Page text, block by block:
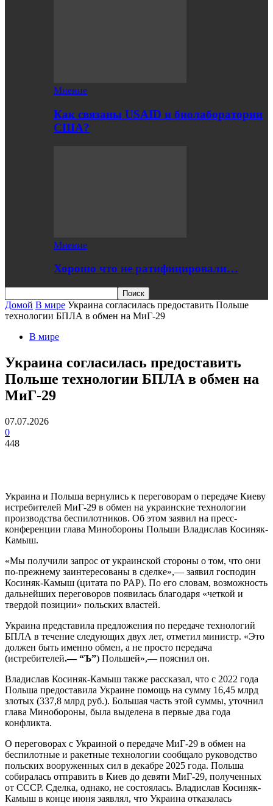
Мнение
Как связаны USAID и биолаборатории
США?
Мнение
Хорошо что не ратифицировали…
Домой В мире Украина согласилась предоставить Польше
технологии БПЛА в обмен на МиГ-29
В мире
Украина согласилась предоставить
Польше технологии БПЛА в обмен на
МиГ-29
07.07.2026
0
448
Украина и Польша вернулись к переговорам о передаче Киеву
истребителей МиГ-29 в обмен на украинские технологии
производства беспилотников. Об этом заявил на пресс-
конференции глава Минобороны Польши Владислав Косиняк-
Камыш.
«Мы получили запрос от украинской стороны о том, что они
по-прежнему заинтересованы в сделке»,— заявил господин
Косиняк-Камыш (цитата по PAP). По его словам, возможность
дальнейших переговоров появилась благодаря «четкой и
твердой позиции» польских властей.
Украина представила предложения по передаче технологий
БПЛА в течение следующих двух лет, отметил министр. «Это
должен быть именно обмен, а не просто передача
(истребителей.— “Ъ”) Польшей»,— пояснил он.
Владислав Косиняк-Камыш также рассказал, что с 2022 года
Польша предоставила Украине помощь на сумму 16,45 млрд
злотых (337,8 млрд руб.). Большая часть этой суммы, уточнил
глава Минобороны, была выделена в первые два года
конфликта.
О переговорах с Украиной о передаче МиГ-29 в обмен на
беспилотные и ракетные технологии сообщало руководство
польских вооруженных сил в декабре 2025 года. Польша
собиралась отправить в Киев до девяти МиГ-29, полученных
от СССР. Сделка, однако, не состоялась. Владислав Косиняк-
Камыш в конце июня заявлял, что Украина отказалась